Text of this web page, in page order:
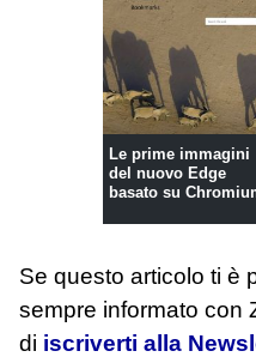
Le prime immagini
del nuovo Edge
basato su
Se questo articolo ti è
sempre informato con
di iscriverti alla